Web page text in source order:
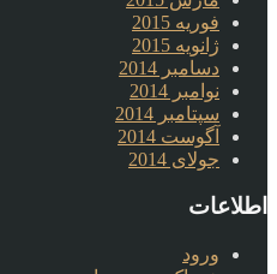
فوریه 2015
ژانویه 2015
دسامبر 2014
نوامبر 2014
سپتامبر 2014
آگوست 2014
جولای 2014
اطلاعات
ورود